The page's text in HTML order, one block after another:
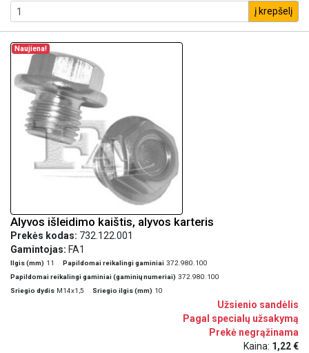
į krepšelį
Naujiena!
Alyvos išleidimo kaištis, alyvos karteris
Prekės kodas: 732.122.001
Gamintojas: FA1
Ilgis (mm) 11 Papildomai reikalingi gaminiai 372.980.100
Papildomai reikalingi gaminiai (gaminių numeriai) 372.980.100
Sriegio dydis M14x1,5 Sriegio ilgis (mm) 10
Užsienio sandėlis
Pagal specialų užsakymą
Prekė negrąžinama
Kaina: 1,22 €